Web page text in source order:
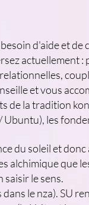
d'aide et
actuellement :
et vous
de la tradition
les
du soleil et donc
alchimique que
le sens.
le nza). SU